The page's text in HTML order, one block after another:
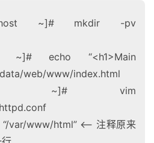
~]# mkdir -pv
~]# echo “<h1>Main
web/www/index.html
~]# vim
var/www/html” <– 注释原来